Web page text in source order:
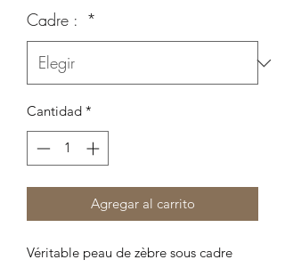
Cadre : *
Cantidad *
Agregar al carrito
Véritable peau de zèbre sous cadre